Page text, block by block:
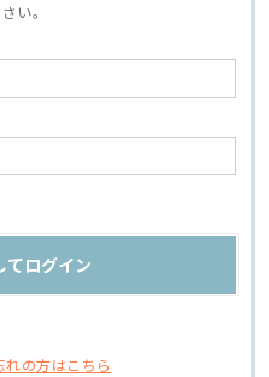
い。
の方はこちら